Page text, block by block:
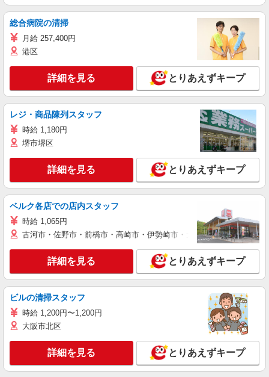
総合病院の清掃
月給 257,400円
港区
詳細を見る とりあえずキープ
レジ・商品陳列スタッフ
時給 1,180円
堺市堺区
詳細を見る とりあえずキープ
ベルク各店での店内スタッフ
時給 1,065円
古河市・佐野市・前橋市・高崎市・伊勢崎市・太田市・館林市・藤
詳細を見る とりあえずキープ
ビルの清掃スタッフ
時給 1,200円〜1,200円
大阪市北区
詳細を見る とりあえずキープ